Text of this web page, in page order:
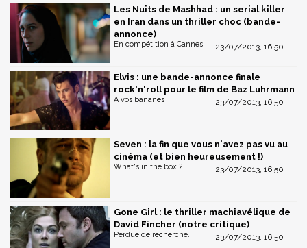
Les Nuits de Mashhad : un serial killer
en Iran dans un thriller choc (bande-
annonce)
23/07/2013, 16:50
En compétition à Cannes
Elvis : une bande-annonce finale
rock'n'roll pour le film de Baz Luhrmann
23/07/2013, 16:50
A vos bananes
Seven : la fin que vous n'avez pas vu au
cinéma (et bien heureusement !)
23/07/2013, 16:50
What's in the box ?
Gone Girl : le thriller machiavélique de
David Fincher (notre critique)
23/07/2013, 16:50
Perdue de recherche...